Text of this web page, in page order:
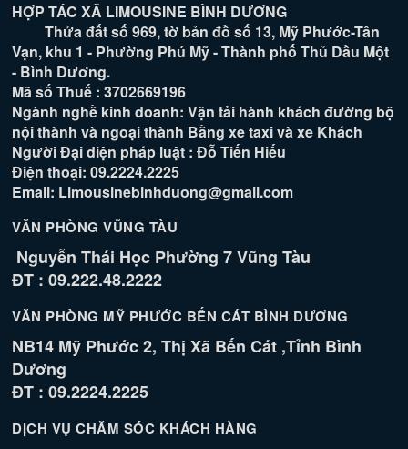
HỢP TÁC XÃ LIMOUSINE BÌNH DƯƠNG
Thửa đất số 969, tờ bản đồ số 13, Mỹ Phước-Tân
Vạn, khu 1 - Phường Phú Mỹ - Thành phố Thủ Dầu Một
- Bình Dương.
Mã số Thuế : 3702669196
Ngành nghề kinh doanh: Vận tải hành khách đường bộ
nội thành và ngoại thành Bằng xe taxi và xe Khách
Người Đại diện pháp luật : Đỗ Tiến Hiếu
Điện thoại: 09.2224.2225
Email: Limousinebinhduong@gmail.com
VĂN PHÒNG VŨNG TÀU
Nguyễn Thái Học Phường 7 Vũng Tàu
ĐT : 09.222.48.2222
VĂN PHÒNG MỸ PHƯỚC BẾN CÁT BÌNH DƯƠNG
NB14 Mỹ Phước 2, Thị Xã Bến Cát ,Tỉnh Bình
Dương
ĐT : 09.2224.2225
DỊCH VỤ CHĂM SÓC KHÁCH HÀNG